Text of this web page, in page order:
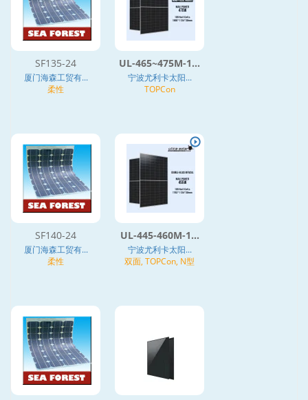
SF135-24
厦门海森工贸有...
柔性
UL-465~475M-1...
宁波尤利卡太阳...
TOPCon
SF140-24
厦门海森工贸有...
柔性
UL-445-460M-1...
宁波尤利卡太阳...
双面, TOPCon, N型